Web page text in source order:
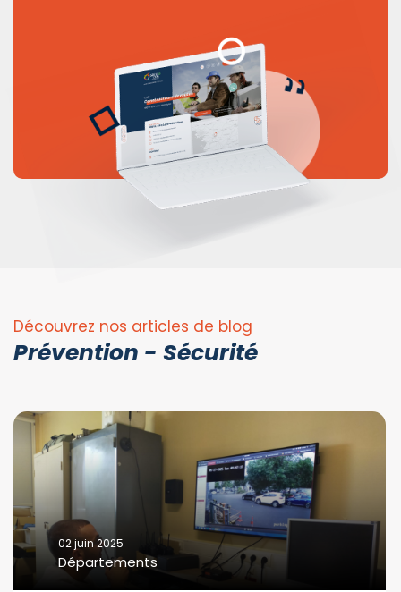
Découvrez nos articles de blog
Prévention - Sécurité
02 juin 2025
Départements